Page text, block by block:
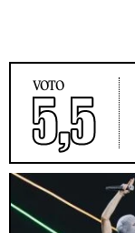
VOTO
5,5